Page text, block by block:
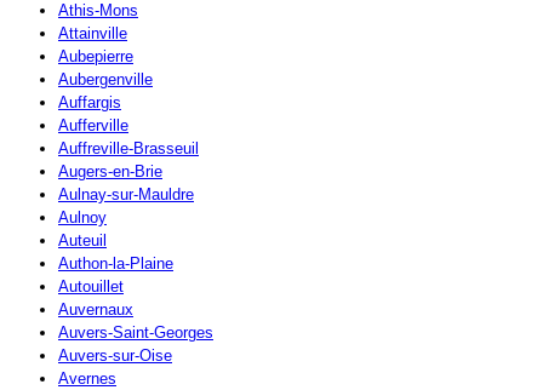
Athis-Mons
Attainville
Aubepierre
Aubergenville
Auffargis
Aufferville
Auffreville-Brasseuil
Augers-en-Brie
Aulnay-sur-Mauldre
Aulnoy
Auteuil
Authon-la-Plaine
Autouillet
Auvernaux
Auvers-Saint-Georges
Auvers-sur-Oise
Avernes